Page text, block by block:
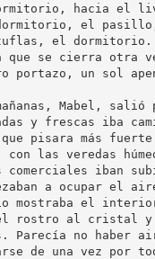
hacia el
el
el
que se cierra
un sol
Mabel, salió
y frescas iba
pisara más
las veredas
iban
a ocupar el
mostraba el
el rostro al cristal
Parecía no haber
de una vez por